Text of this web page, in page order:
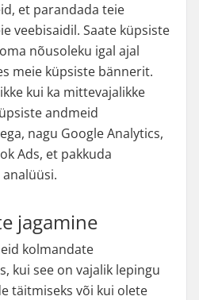
et parandada teie
veebisaidil. Saate küpsiste
nõusoleku igal ajal
meie küpsiste bännerit.
kui ka mittevajalikke
andmeid
nagu Google Analytics,
Ads, et pakkuda
jagamine
kolmandate
kui see on vajalik lepingu
täitmiseks või kui olete